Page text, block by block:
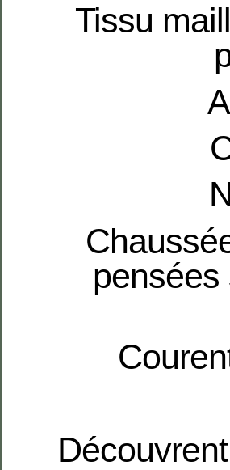
Tissu
pensées